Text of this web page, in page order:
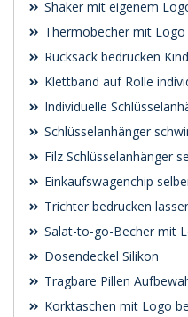
Shaker mit eigenem
Thermobecher mit Logo
Rucksack bedrucken
Klettband auf Rolle
Individuelle
Schlüsselanhänger
Filz Schlüsselanhänger
Einkaufswagenchip
Trichter bedrucken
Salat-to-go-Becher mit
Dosendeckel Silikon
Tragbare Pillen
Korktaschen mit Logo